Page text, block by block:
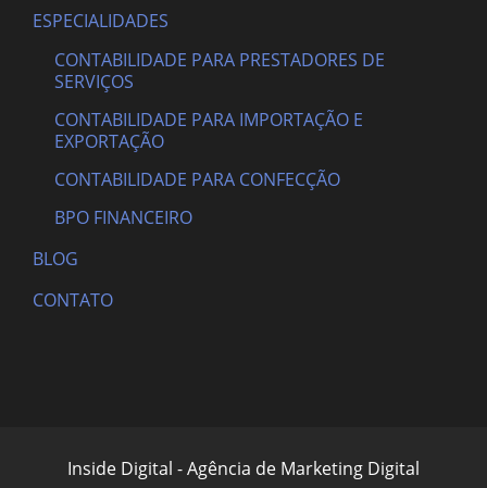
ESPECIALIDADES
CONTABILIDADE PARA PRESTADORES DE
SERVIÇOS
CONTABILIDADE PARA IMPORTAÇÃO E
EXPORTAÇÃO
CONTABILIDADE PARA CONFECÇÃO
BPO FINANCEIRO
BLOG
CONTATO
Inside Digital - Agência de Marketing Digital